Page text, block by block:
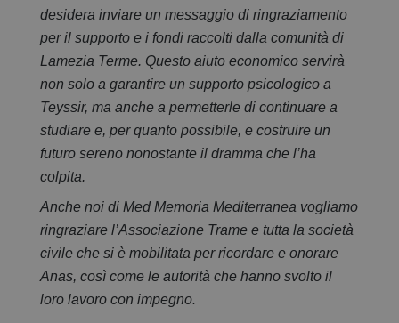
desidera inviare un messaggio di ringraziamento
per il supporto e i fondi raccolti dalla comunità di
Lamezia Terme. Questo aiuto economico servirà
non solo a garantire un supporto psicologico a
Teyssir, ma anche a permetterle di continuare a
studiare e, per quanto possibile, e costruire un
futuro sereno nonostante il dramma che l’ha
colpita.
Anche noi di Med Memoria Mediterranea vogliamo
ringraziare l’Associazione Trame e tutta la società
civile che si è mobilitata per ricordare e onorare
Anas, così come le autorità che hanno svolto il
loro lavoro con impegno.